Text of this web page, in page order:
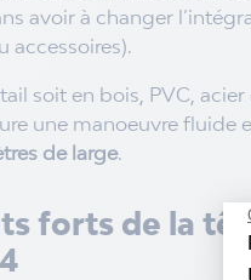
avoir à changer
accessoires).
soit en bois, PVC,
une manoeuvre fluide
de large.
forts de la